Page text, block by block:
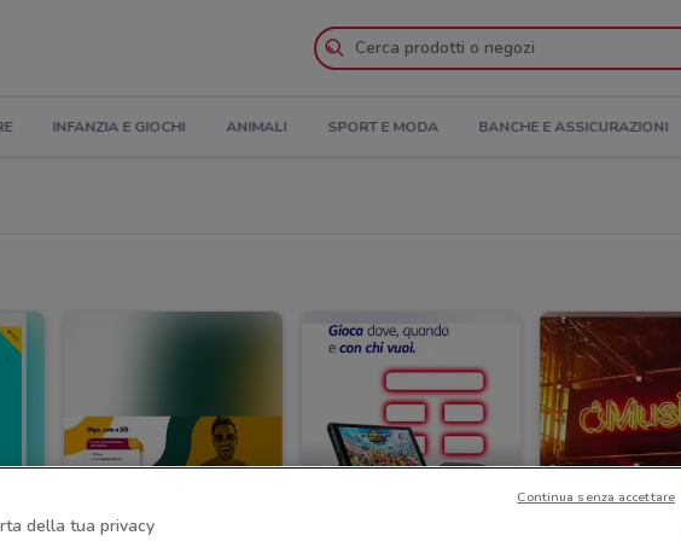
INFANZIA E GIOCHI ANIMALI SPORT E MODA BANCHE E ASSICURAZIONI
della tua privacy
Continua senza accettare